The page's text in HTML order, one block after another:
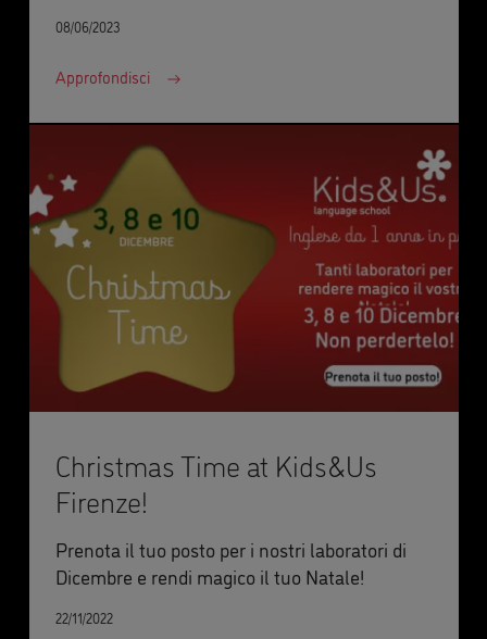
08/06/2023
Approfondisci
Christmas Time at Kids&Us
Firenze!
Prenota il tuo posto per i nostri laboratori di
Dicembre e rendi magico il tuo Natale!
22/11/2022